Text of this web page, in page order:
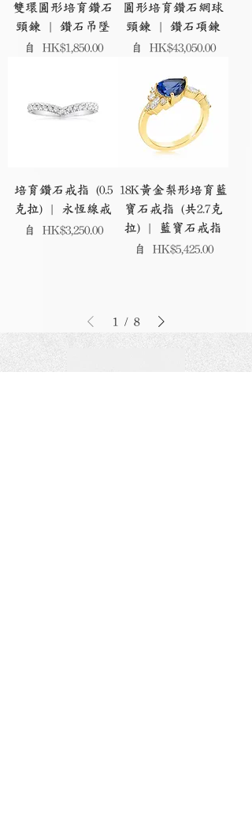
雙環圓形培育鑽石
頸鍊 | 鑽石吊墜
自 HK$1,850.00
促銷價格
圓形培育鑽石網球
頸鍊 | 鑽石項鍊
自 HK$43,050.00
促銷價格
培育鑽石戒指 (0.5
克拉) | 永恆線戒
自 HK$3,250.00
促銷價格
18K黃金梨形培育藍
寶石戒指 (共2.7克
拉) | 藍寶石戒指
自 HK$5,425.00
促銷價格
1 / 8